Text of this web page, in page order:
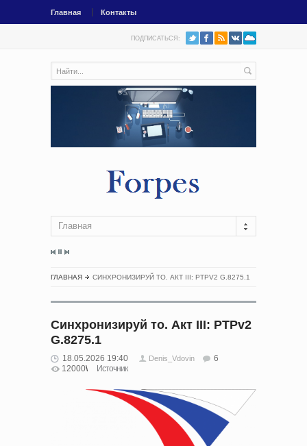
Главная Контакты
ПОДПИСАТЬСЯ:
Главная
ГЛАВНАЯ СИНХРОНИЗИРУЙ ТО. АКТ III: PTPV2 G.8275.1
Синхронизируй то. Акт III: PTPv2
G.8275.1
18.05.2026 19:40 Denis_Vdovin
6
12000
Источник